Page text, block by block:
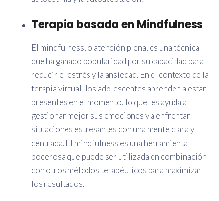
Terapia basada en Mindfulness
El mindfulness, o atención plena, es una técnica
que ha ganado popularidad por su capacidad para
reducir el estrés y la ansiedad. En el contexto de la
terapia virtual, los adolescentes aprenden a estar
presentes en el momento, lo que les ayuda a
gestionar mejor sus emociones y a enfrentar
situaciones estresantes con una mente clara y
centrada. El mindfulness es una herramienta
poderosa que puede ser utilizada en combinación
con otros métodos terapéuticos para maximizar
los resultados.